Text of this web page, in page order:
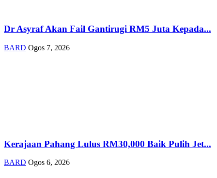
Dr Asyraf Akan Fail Gantirugi RM5 Juta Kepada...
BARD Ogos 7, 2026
Kerajaan Pahang Lulus RM30,000 Baik Pulih Jet...
BARD Ogos 6, 2026